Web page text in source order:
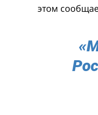
этом